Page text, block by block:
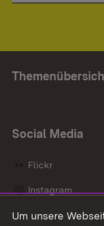
Social Media
Flickr
Instagram
Social Wall
Um unsere